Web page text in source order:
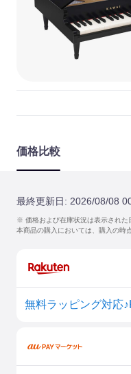
価格比較
最終更新日: 2026/08/08
※ 価格および在庫状況は表示された
本商品の購入においては、購入の時